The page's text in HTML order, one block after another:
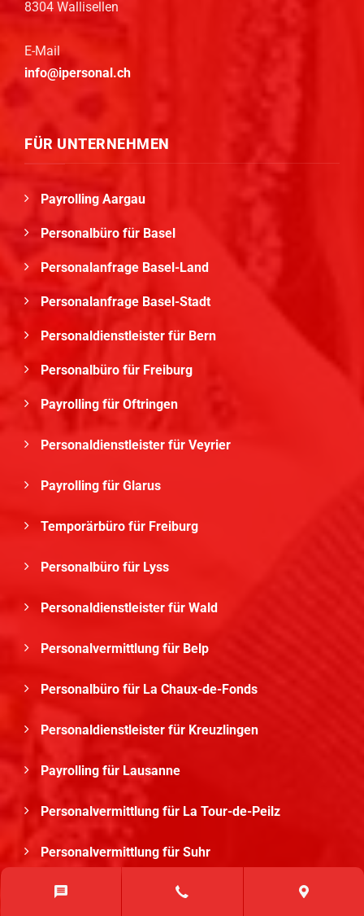
8304 Wallisellen
E-Mail
info@ipersonal.ch
FÜR UNTERNEHMEN
Payrolling Aargau
Personalbüro für Basel
Personalanfrage Basel-Land
Personalanfrage Basel-Stadt
Personaldienstleister für Bern
Personalbüro für Freiburg
Payrolling für Oftringen
Personaldienstleister für Veyrier
Payrolling für Glarus
Temporärbüro für Freiburg
Personalbüro für Lyss
Personaldienstleister für Wald
Personalvermittlung für Belp
Personalbüro für La Chaux-de-Fonds
Personaldienstleister für Kreuzlingen
Payrolling für Lausanne
Personalvermittlung für La Tour-de-Peilz
Personalvermittlung für Suhr